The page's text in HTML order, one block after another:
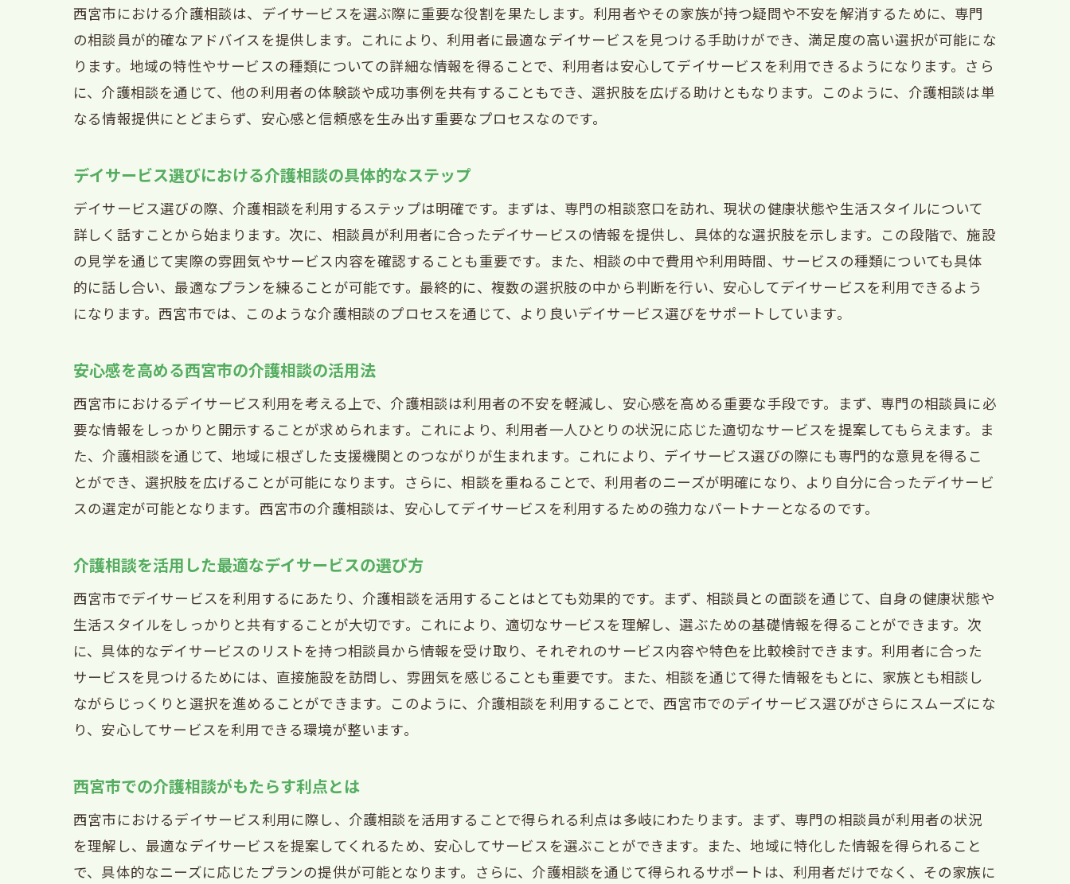
初めての方におすすめの西宮市介護相談サービス
西宮市の介護相談で得られるデイサービスの最新情報
デイサービス選びをサポートする西宮市の介護相談ネットワーク
西宮市の介護相談サービスで得られる安心感
西宮市のデイサービスの基本的な特徴
西宮市で安心して利用できるデイサービスのポイント
デイサービスの安全性を確認するための基礎知識
高齢者が快適に過ごせる西宮市のデイサービス環境
デイサービス利用前に知っておきたい基本情報
家族が抱えるデイサービス利用の不安とは
西宮市のデイサービス相談で得られる心強いサポート
家族の疑問を解消するためのデイサービス相談の活用法
安心して相談できる西宮市のデイサービス相談窓口
家族の不安に応える西宮市のデイサービス相談事例
デイサービス利用前に家族が確認すべきポイント
地域密着型デイサービスのメリット
西宮市で地域に根ざしたデイサービスを選ぶ方法
利用者と地域のつながりを強めるデイサービスの活用法
地域コミュニティを活かしたデイサービスの特徴
西宮市の地域密着サポートがもたらす安心感
地域密着のアプローチでデイサービスを最大限活用する方法
介護相談を通じて知る西宮市のデイサービス選びのコツ
西宮市のデイサービス選びで介護相談を活用するメリット
介護相談で確認すべき西宮市のデイサービスのポイント
デイサービス選びのための介護相談の進め方
西宮市における介護相談は、デイサービスを選ぶ際に重要な役割を果たします。利用者やその家族が持つ疑問や不安を解消するために、専門
の相談員が的確なアドバイスを提供します。これにより、利用者に最適なデイサービスを見つける手助けができ、満足度の高い選択が可能にな
ります。地域の特性やサービスの種類についての詳細な情報を得ることで、利用者は安心してデイサービスを利用できるようになります。さら
に、介護相談を通じて、他の利用者の体験談や成功事例を共有することもでき、選択肢を広げる助けともなります。このように、介護相談は単
なる情報提供にとどまらず、安心感と信頼感を生み出す重要なプロセスなのです。
デイサービス選びにおける介護相談の具体的なステップ
デイサービス選びの際、介護相談を利用するステップは明確です。まずは、専門の相談窓口を訪れ、現状の健康状態や生活スタイルについて
詳しく話すことから始まります。次に、相談員が利用者に合ったデイサービスの情報を提供し、具体的な選択肢を示します。この段階で、施設
の見学を通じて実際の雰囲気やサービス内容を確認することも重要です。また、相談の中で費用や利用時間、サービスの種類についても具体
的に話し合い、最適なプランを練ることが可能です。最終的に、複数の選択肢の中から判断を行い、安心してデイサービスを利用できるよう
になります。西宮市では、このような介護相談のプロセスを通じて、より良いデイサービス選びをサポートしています。
安心感を高める西宮市の介護相談の活用法
西宮市におけるデイサービス利用を考える上で、介護相談は利用者の不安を軽減し、安心感を高める重要な手段です。まず、専門の相談員に必
要な情報をしっかりと開示することが求められます。これにより、利用者一人ひとりの状況に応じた適切なサービスを提案してもらえます。ま
た、介護相談を通じて、地域に根ざした支援機関とのつながりが生まれます。これにより、デイサービス選びの際にも専門的な意見を得るこ
とができ、選択肢を広げることが可能になります。さらに、相談を重ねることで、利用者のニーズが明確になり、より自分に合ったデイサービ
スの選定が可能となります。西宮市の介護相談は、安心してデイサービスを利用するための強力なパートナーとなるのです。
介護相談を活用した最適なデイサービスの選び方
西宮市でデイサービスを利用するにあたり、介護相談を活用することはとても効果的です。まず、相談員との面談を通じて、自身の健康状態や
生活スタイルをしっかりと共有することが大切です。これにより、適切なサービスを理解し、選ぶための基礎情報を得ることができます。次
に、具体的なデイサービスのリストを持つ相談員から情報を受け取り、それぞれのサービス内容や特色を比較検討できます。利用者に合った
サービスを見つけるためには、直接施設を訪問し、雰囲気を感じることも重要です。また、相談を通じて得た情報をもとに、家族とも相談し
ながらじっくりと選択を進めることができます。このように、介護相談を利用することで、西宮市でのデイサービス選びがさらにスムーズにな
り、安心してサービスを利用できる環境が整います。
西宮市での介護相談がもたらす利点とは
西宮市におけるデイサービス利用に際し、介護相談を活用することで得られる利点は多岐にわたります。まず、専門の相談員が利用者の状況
を理解し、最適なデイサービスを提案してくれるため、安心してサービスを選ぶことができます。また、地域に特化した情報を得られること
で、具体的なニーズに応じたプランの提供が可能となります。さらに、介護相談を通じて得られるサポートは、利用者だけでなく、その家族に